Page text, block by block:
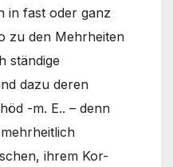
in fast oder ganz
zu den Mehrheiten
ständige
dazu deren
-m. E.. – denn
ihrem Kor-